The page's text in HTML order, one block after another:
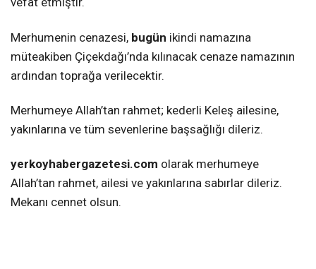
Merhumenin cenazesi, bugün ikindi namazına
müteakiben Çiçekdağı’nda kılınacak cenaze namazının
ardından toprağa verilecektir.
Merhumeye Allah’tan rahmet; kederli Keleş ailesine,
yakınlarına ve tüm sevenlerine başsağlığı dileriz.
yerkoyhabergazetesi.com olarak merhumeye
Allah’tan rahmet, ailesi ve yakınlarına sabırlar dileriz.
Mekanı cennet olsun.